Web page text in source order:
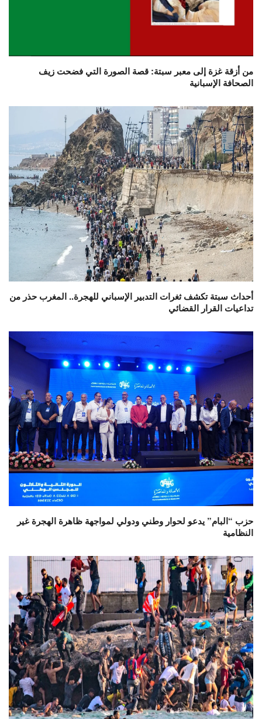
من أزقة غزة إلى معبر سبتة: قصة الصورة التي فضحت زيف
الصحافة الإسبانية
أحداث سبتة تكشف ثغرات التدبير الإسباني للهجرة.. المغرب حذر من
تداعيات القرار القضائي
حزب “البام” يدعو لحوار وطني ودولي لمواجهة ظاهرة الهجرة غير
النظامية